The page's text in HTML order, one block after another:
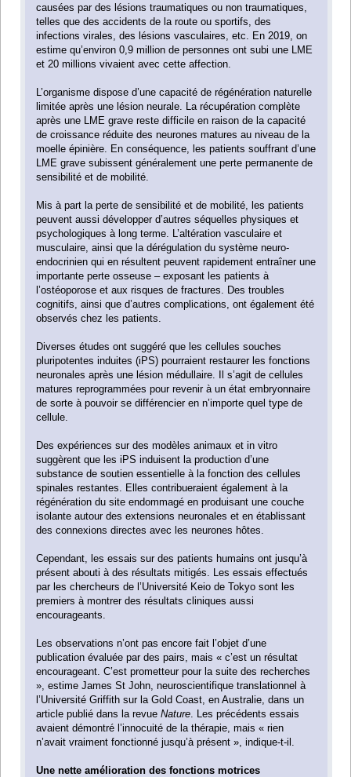
causées par des lésions traumatiques ou non traumatiques,
telles que des accidents de la route ou sportifs, des
infections virales, des lésions vasculaires, etc. En 2019, on
estime qu’environ 0,9 million de personnes ont subi une LME
et 20 millions vivaient avec cette affection.
L’organisme dispose d’une capacité de régénération naturelle
limitée après une lésion neurale. La récupération complète
après une LME grave reste difficile en raison de la capacité
de croissance réduite des neurones matures au niveau de la
moelle épinière. En conséquence, les patients souffrant d’une
LME grave subissent généralement une perte permanente de
sensibilité et de mobilité.
Mis à part la perte de sensibilité et de mobilité, les patients
peuvent aussi développer d’autres séquelles physiques et
psychologiques à long terme. L’altération vasculaire et
musculaire, ainsi que la dérégulation du système neuro-
endocrinien qui en résultent peuvent rapidement entraîner une
importante perte osseuse – exposant les patients à
l’ostéoporose et aux risques de fractures. Des troubles
cognitifs, ainsi que d’autres complications, ont également été
observés chez les patients.
Diverses études ont suggéré que les cellules souches
pluripotentes induites (iPS) pourraient restaurer les fonctions
neuronales après une lésion médullaire. Il s’agit de cellules
matures reprogrammées pour revenir à un état embryonnaire
de sorte à pouvoir se différencier en n’importe quel type de
cellule.
Des expériences sur des modèles animaux et in vitro
suggèrent que les iPS induisent la production d’une
substance de soutien essentielle à la fonction des cellules
spinales restantes. Elles contribueraient également à la
régénération du site endommagé en produisant une couche
isolante autour des extensions neuronales et en établissant
des connexions directes avec les neurones hôtes.
Cependant, les essais sur des patients humains ont jusqu’à
présent abouti à des résultats mitigés. Les essais effectués
par les chercheurs de l’Université Keio de Tokyo sont les
premiers à montrer des résultats cliniques aussi
encourageants.
Les observations n’ont pas encore fait l’objet d’une
publication évaluée par des pairs, mais « c’est un résultat
encourageant. C’est prometteur pour la suite des recherches
», estime James St John, neuroscientifique translationnel à
l’Université Griffith sur la Gold Coast, en Australie, dans un
article publié dans la revueNature . Les précédents essais
avaient démontré l’innocuité de la thérapie, mais « rien
n’avait vraiment fonctionné jusqu’à présent », indique-t-il.
Une nette amélioration des fonctions motrices